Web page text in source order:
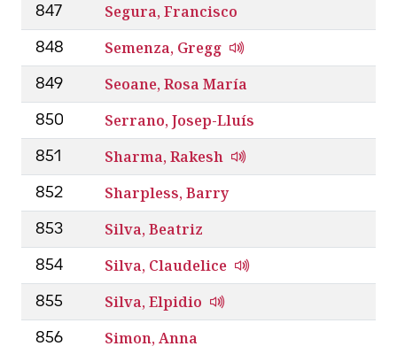
847 Segura, Francisco
848 Semenza, Gregg
849 Seoane, Rosa María
850 Serrano, Josep-Lluís
851 Sharma, Rakesh
852 Sharpless, Barry
853 Silva, Beatriz
854 Silva, Claudelice
855 Silva, Elpidio
856 Simon, Anna